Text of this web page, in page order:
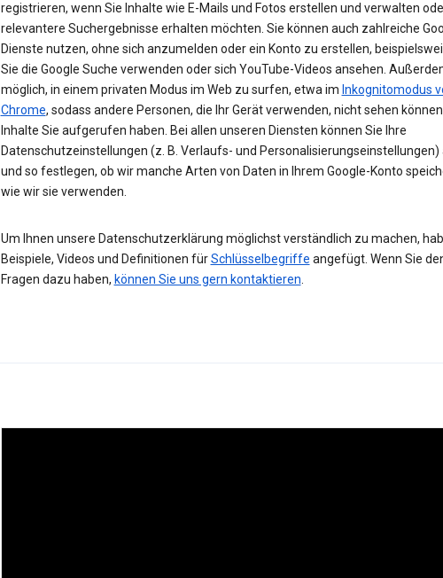
registrieren, wenn Sie Inhalte wie E-Mails und Fotos erstellen und verwalten
relevantere Suchergebnisse erhalten möchten. Sie können auch zahlreiche
Dienste nutzen, ohne sich anzumelden oder ein Konto zu erstellen,
Sie die Google Suche verwenden oder sich YouTube-Videos ansehen.
möglich, in einem privaten Modus im Web zu surfen, etwa im Inkognitomodus
Chrome, sodass andere Personen, die Ihr Gerät verwenden, nicht sehen
Inhalte Sie aufgerufen haben. Bei allen unseren Diensten können Sie Ihre
Datenschutzeinstellungen (z. B. Verlaufs- und Personalisierungseinstellungen)
und so festlegen, ob wir manche Arten von Daten in Ihrem Google-Konto
wie wir sie verwenden.
Um Ihnen unsere Datenschutzerklärung möglichst verständlich zu machen,
Beispiele, Videos und Definitionen fürSchlüsselbegriffe angefügt. Wenn Sie
Fragen dazu haben, können Sie uns gern kontaktieren.